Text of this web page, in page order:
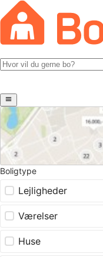
Boligtype
Lejligheder
Værelser
Huse